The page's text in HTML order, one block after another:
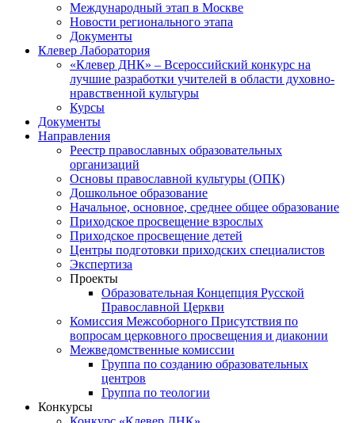
Международный этап в Москве
Новости регионального этапа
Документы
Клевер Лаборатория
«Клевер ДНК» – Всероссийский конкурс на
лучшие разработки учителей в области духовно-
нравственной культуры
Курсы
Документы
Направления
Реестр православных образовательных
организаций
Основы православной культуры (ОПК)
Дошкольное образование
Начальное, основное, среднее общее образование
Приходское просвещение взрослых
Приходское просвещение детей
Центры подготовки приходских специалистов
Экспертиза
Проекты
Образовательная Концепция Русской
Православной Церкви
Комиссия Межсоборного Присутствия по
вопросам церковного просвещения и диаконии
Межведомственные комиссии
Группа по созданию образовательных
центров
Группа по теологии
Конкурсы